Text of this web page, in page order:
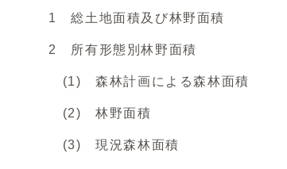
1 総土地面積及び林野面積
2 所有形態別林野面積
(1) 森林計画による森林面積
(2) 林野面積
(3) 現況森林面積